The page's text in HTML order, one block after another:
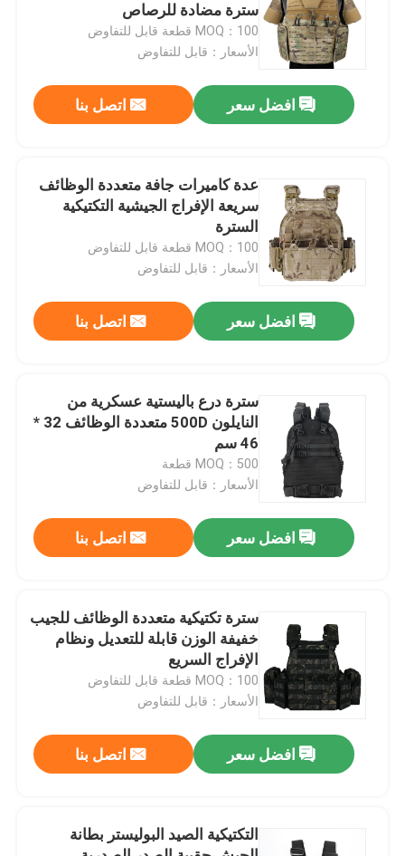
مسكن
معلومات عنا
جولة في المعمل
مراقبة الجودة
اطلب اقتباس
الزي العسكري القتالي
درع عسكري باليستي
سترة مضادة للرصاص
MOQ：100 قطعة قابل للتفاوض
الأسعار：قابل للتفاوض
افضل سعر اتصل بنا
عدة كاميرات جافة متعددة الوظائف
سريعة الإفراج الجيشية التكتيكية
السترة
MOQ：100 قطعة قابل للتفاوض
الأسعار：قابل للتفاوض
افضل سعر اتصل بنا
سترة درع باليستية عسكرية من
النايلون 500D متعددة الوظائف 32 *
46 سم
MOQ：500 قطعة
الأسعار：قابل للتفاوض
افضل سعر اتصل بنا
سترة تكتيكية متعددة الوظائف للجيب
خفيفة الوزن قابلة للتعديل ونظام
الإفراج السريع
MOQ：100 قطعة قابل للتفاوض
الأسعار：قابل للتفاوض
افضل سعر اتصل بنا
التكتيكية الصيد البوليستر بطانة